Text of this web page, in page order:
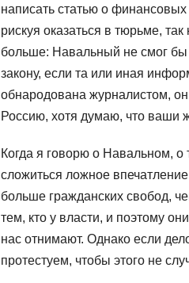
написать статью о
рискуя оказаться в тюрьме,
больше: Навальный не смог
закону, если та или иная
обнародована журналистом,
Россию, хотя думаю, что ваши
Когда я говорю о Навальном,
сложиться ложное
больше гражданских свобод,
тем, кто у власти, и поэтому
нас отнимают. Однако если
протестуем, чтобы этого не